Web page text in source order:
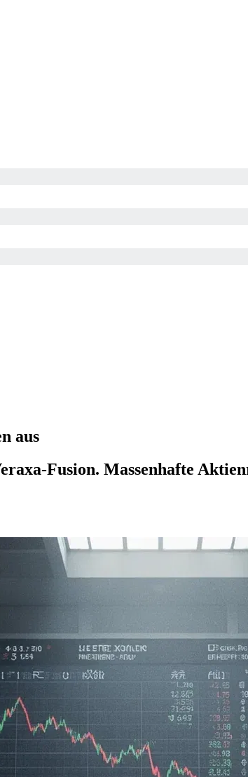
aus
Fusion. Massenhafte